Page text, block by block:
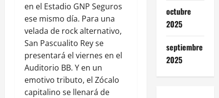
en el Estadio GNP Seguros
ese mismo día. Para una
velada de rock alternativo,
San Pascualito Rey se
presentará el viernes en el
Auditorio BB. Y en un
emotivo tributo, el Zócalo
capitalino se llenará de
octubre
2025
septiembre
2025